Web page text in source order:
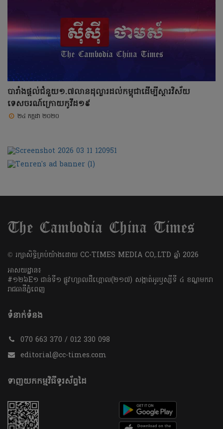
បារាំងផ្តល់ជំនួយ១.៧លានដុល្លារដល់កម្ពុជាដើម្បីស្តារវិស័យ
ទេសចរណ៍ក្រោយកូវីដ១៩
២៤ កក្កដា ២០២០
​© រក្សា​សិទ្ធិ​គ្រប់​យ៉ាង​ដោយ​ CC-TIMES MEDIA CO,.LTD ឆ្នាំ​ 2026
អាសយដ្ឋាន៖
#១២៦E១ ជាន់ទី១ ផ្លូវហ្សាលដឺហ្គោល(២១៧) សង្កាត់អូរឫស្សីទី ៤ ខណ្ឌមករា
រាជធានីភ្នំពេញ
ទំនាក់ទំនង
070 663 370 / 012 330 098
editorial@cc-times.com
ទាញយកកម្មវិធីទូរស័ព្ទដៃ